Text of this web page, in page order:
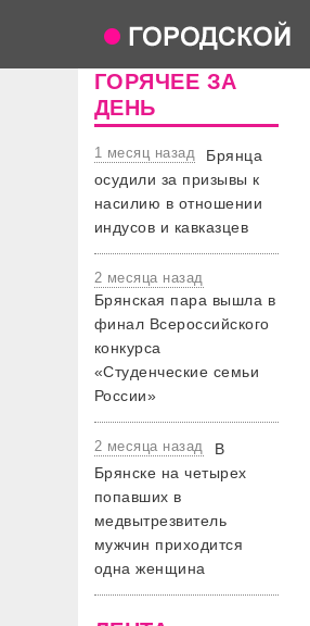
ГОРЯЧЕЕ ЗА
ДЕНЬ
1 месяц назад
Брянца
осудили за призывы к
насилию в отношении
индусов и кавказцев
2 месяца назад
Брянская пара вышла в
финал Всероссийского
конкурса
«Студенческие семьи
России»
2 месяца назад
В
Брянске на четырех
попавших в
медвытрезвитель
мужчин приходится
одна женщина